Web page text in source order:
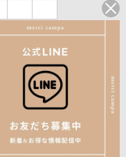
金
土
5
12
18
19
25
26